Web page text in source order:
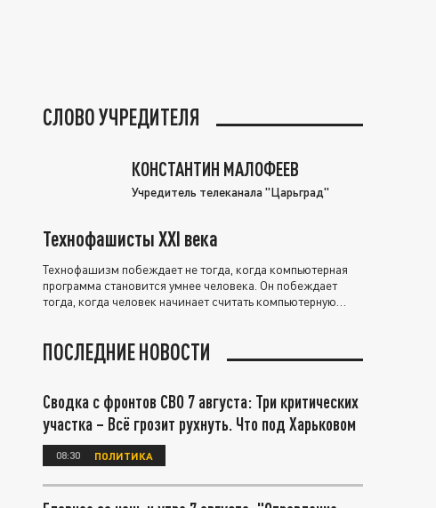
СЛОВО УЧРЕДИТЕЛЯ
КОНСТАНТИН МАЛОФЕЕВ
Учредитель телеканала "Царьград"
Технофашисты XXI века
Технофашизм побеждает не тогда, когда компьютерная
программа становится умнее человека. Он побеждает
тогда, когда человек начинает считать компьютерную
ПОСЛЕДНИЕ НОВОСТИ
Сводка с фронтов СВО 7 августа: Три критических
участка – Всё грозит рухнуть. Что под Харьковом
08:30 ПОЛИТИКА